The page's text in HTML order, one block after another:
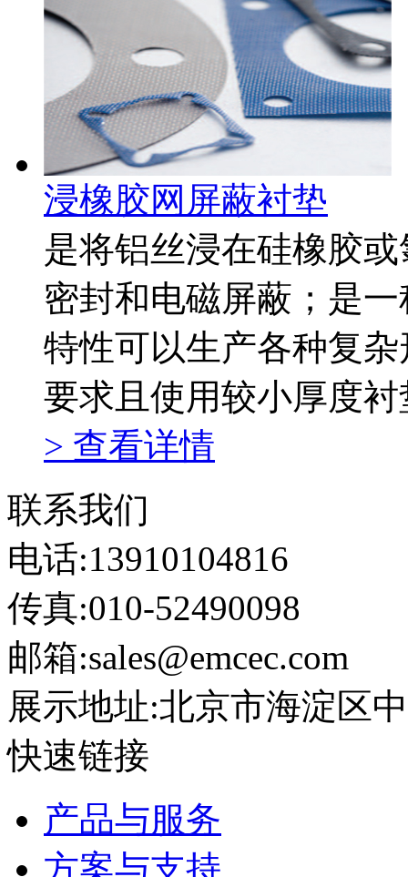
浸橡胶网屏蔽衬垫
是将铝丝浸在硅橡胶
密封和电磁屏蔽；是
特性可以生产各种复
要求且使用较小厚度
> 查看详情
联系我们
电话:13910104816
传真:010-52490098
邮箱:sales@emcec.com
展示地址:北京市海淀区
快速链接
产品与服务
方案与支持